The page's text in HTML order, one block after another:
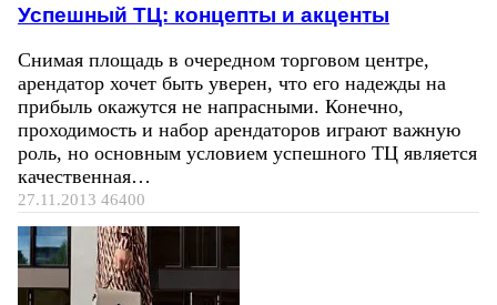
Успешный ТЦ: концепты и акценты
Снимая площадь в очередном торговом центре,
арендатор хочет быть уверен, что его надежды на
прибыль окажутся не напрасными. Конечно,
проходимость и набор арендаторов играют важную
роль, но основным условием успешного ТЦ является
качественная…
27.11.2013 46400